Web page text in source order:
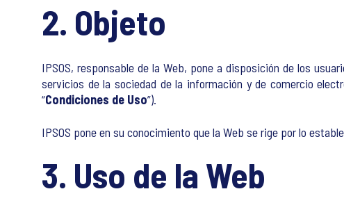
2. Objeto
IPSOS, responsable de la Web, pone a disposición de los
servicios de la sociedad de la información y de comercio
“Condiciones de Uso”).
IPSOS pone en su conocimiento que la Web se rige por lo
3. Uso de la Web